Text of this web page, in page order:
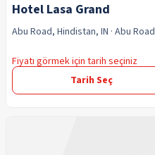
Hotel Lasa Grand
Abu Road, Hindistan, IN · Abu Road
Fiyatı görmek için tarih seçiniz
Tarih Seç